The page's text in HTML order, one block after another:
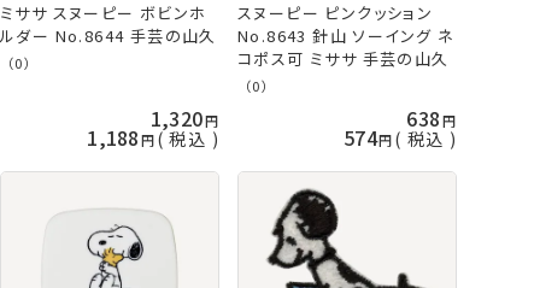
ミササ スヌーピー ボビンホ
ルダー No.8644 手芸の山久
（0）
1,320
1,188 税込
スヌーピー ピンクッション
No.8643 針山 ソーイング ネ
コポス可 ミササ 手芸の山久
（0）
638
574 税込